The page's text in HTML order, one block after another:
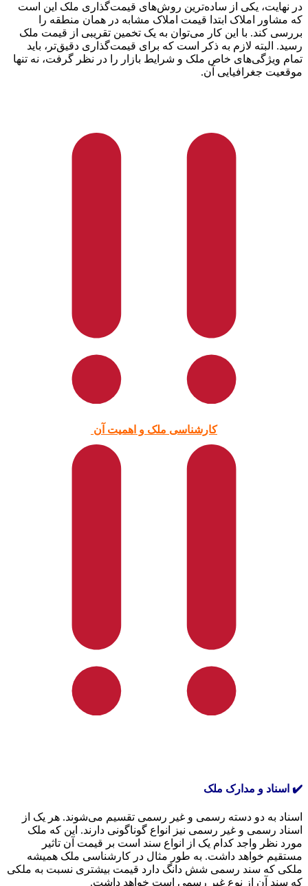
در نهایت، یکی از ساده‌ترین روش‌های قیمت‌گذاری ملک این است
که مشاور املاک ابتدا قیمت املاک مشابه در همان منطقه را
بررسی کند. با این کار می‌توان به یک تخمین تقریبی از قیمت ملک
رسید. البته لازم به ذکر است که برای قیمت‌گذاری دقیق‌تر، باید
تمام ویژگی‌های خاص ملک و شرایط بازار را در نظر گرفت، نه تنها
موقعیت جغرافیایی آن.
کارشناسی ملک و اهمیت آن
✔️ اسناد و مدارک ملک
اسناد به دو دسته رسمی و غیر رسمی تقسیم می‌شوند. هر یک از
اسناد رسمی و غیر رسمی نیز انواع گوناگونی دارند. این که ملک
مورد نظر واجد کدام یک از انواع سند است بر قیمت آن تاثیر
مستقیم خواهد داشت. به طور مثال در کارشناسی ملک همیشه
ملکی که سند رسمی شش دانگ دارد قیمت بیشتری نسبت به ملکی
که سند آن از نوع غیر رسمی است خواهد داشت.